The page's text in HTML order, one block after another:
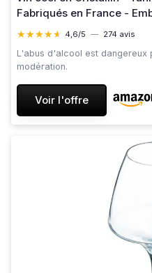
Fabriqués en France -
à pied
★★★★★
★★★★★ 4,6/5 — 274 avis
L'abus d'alcool est dangereux
modération.
Voir l'offre